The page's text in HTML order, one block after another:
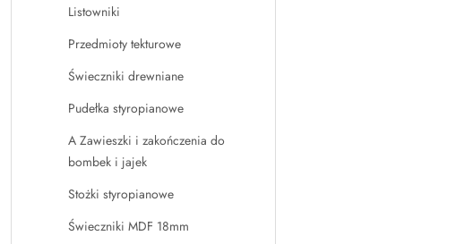
Listowniki
Przedmioty tekturowe
Świeczniki drewniane
Pudełka styropianowe
A Zawieszki i zakończenia do
bombek i jajek
Stożki styropianowe
Świeczniki MDF 18mm